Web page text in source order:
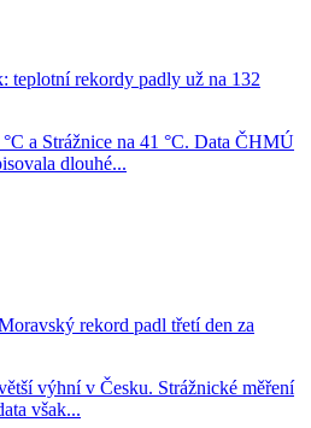
teplotní rekordy padly už na 132
a Strážnice na 41 °C. Data ČHMÚ
dlouhé...
rekord padl třetí den za
výhní v Česku. Strážnické měření
však...